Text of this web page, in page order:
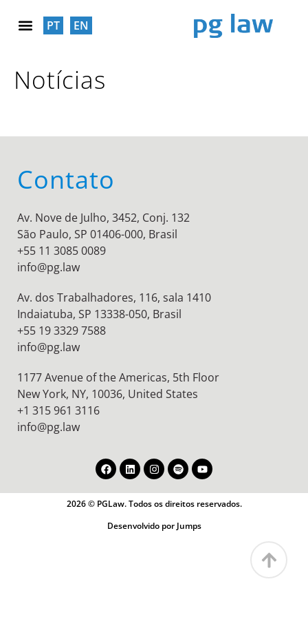
PT EN
Notícias
Contato
Av. Nove de Julho, 3452, Conj. 132
São Paulo, SP 01406-000, Brasil
+55 11 3085 0089
info@pg.law
Av. dos Trabalhadores, 116, sala 1410
Indaiatuba, SP 13338-050, Brasil
+55 19 3329 7588
info@pg.law
1177 Avenue of the Americas, 5th Floor
New York, NY, 10036, United States
+1 315 961 3116
info@pg.law
2026 © PGLaw. Todos os direitos reservados.
Desenvolvido por Jumps